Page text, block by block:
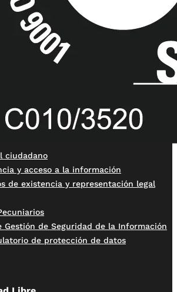
ciudadano
y acceso a la información
de existencia y representación legal
Gestión de Seguridad de la Información
de protección de datos